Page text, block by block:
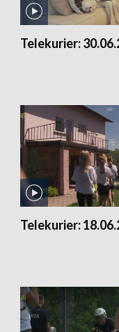
Telekurier:
Telekurier: